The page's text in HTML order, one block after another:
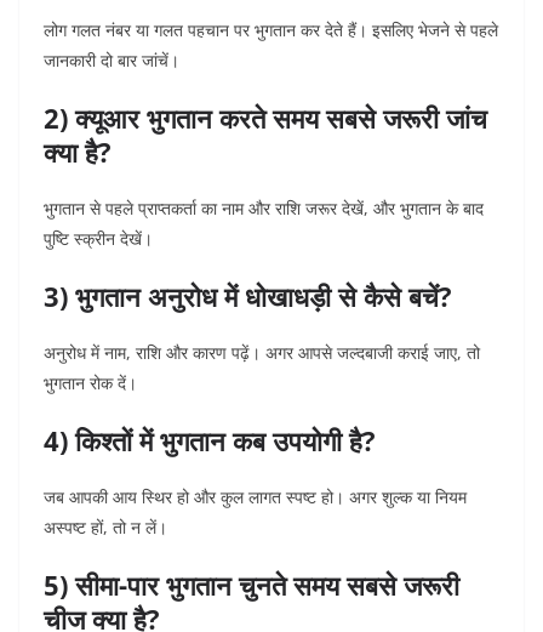
लोग गलत नंबर या गलत पहचान पर भुगतान कर देते हैं। इसलिए भेजने से पहले
जानकारी दो बार जांचें।
2) क्यूआर भुगतान करते समय सबसे जरूरी जांच
क्या है?
भुगतान से पहले प्राप्तकर्ता का नाम और राशि जरूर देखें, और भुगतान के बाद
पुष्टि स्क्रीन देखें।
3) भुगतान अनुरोध में धोखाधड़ी से कैसे बचें?
अनुरोध में नाम, राशि और कारण पढ़ें। अगर आपसे जल्दबाजी कराई जाए, तो
भुगतान रोक दें।
4) किश्तों में भुगतान कब उपयोगी है?
जब आपकी आय स्थिर हो और कुल लागत स्पष्ट हो। अगर शुल्क या नियम
अस्पष्ट हों, तो न लें।
5) सीमा-पार भुगतान चुनते समय सबसे जरूरी
चीज क्या है?